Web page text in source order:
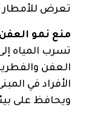
تعرض
منع نمو
تسرب المياه
العفن
الأفراد في
ويحافظ على